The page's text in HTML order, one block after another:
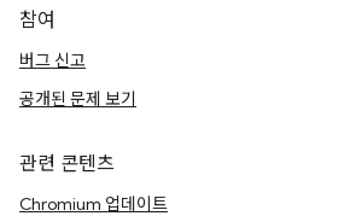
참여
버그 신고
공개된 문제 보기
관련 콘텐츠
Chromium 업데이트